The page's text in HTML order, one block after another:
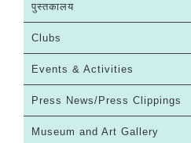
पुस्तकालय
Clubs
Events & Activities
Press News/Press Clippings
Museum and Art Gallery